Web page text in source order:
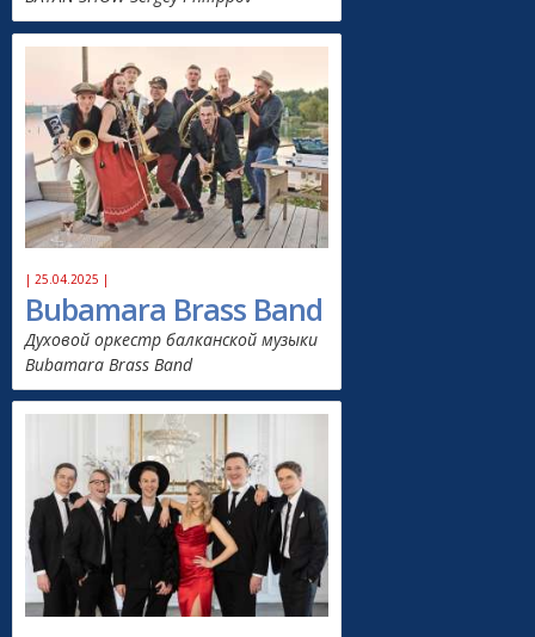
| 25.04.2025 |
Bubamara Brass Band
Духовой оркестр балканской музыки
Bubamara Brass Band